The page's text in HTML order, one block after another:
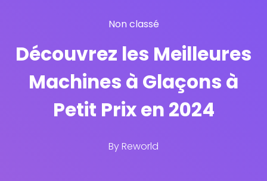
Non classé
Découvrez les Meilleures
Machines à Glaçons à
Petit Prix en 2024
ByReworld